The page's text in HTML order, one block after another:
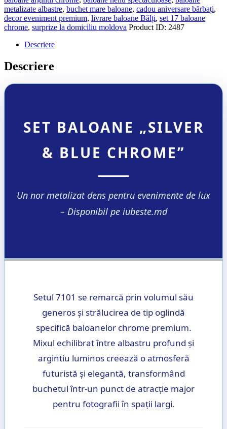
metalizate albastre, buchet mare baloane, cadou aniversare bărbați,
decor eveniment premium, livrare baloane Bălți, set 17 baloane
chrome, surprize la domiciliu moldova Product ID: 2487
Descriere
Descriere
SET BALOANE „SILVER
& BLUE CHROME”
Un nor metalizat dens pentru evenimente de lux
– Disponibil pe iubeste.md
Setul 7101 se remarcă prin volumul său
generos și strălucirea de tip oglindă
specifică baloanelor chrome premium.
Mixul echilibrat între albastru profund și
argintiu luminos creează o atmosferă
futuristă și elegantă, transformând
buchetul într-un punct de atracție major
pentru fotografii în spații largi.